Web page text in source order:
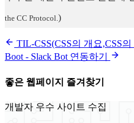
the CC Protocol.)
TIL-CSS(CSS의 개요,CSS
Boot - Slack Bot 연동하기
좋은 웹페이지 즐겨찾기
개발자 우수 사이트 수집